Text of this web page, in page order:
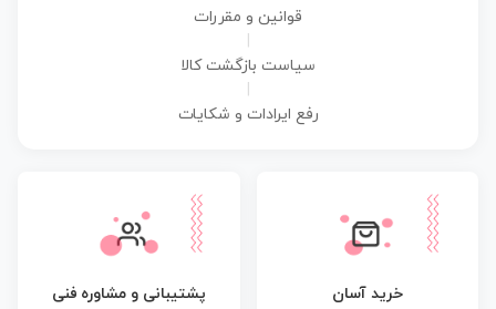
قوانین و مقررات
سیاست بازگشت کالا
رفع ایرادات و شکایات
خرید آسان پشتیبانی و مشاوره فنی